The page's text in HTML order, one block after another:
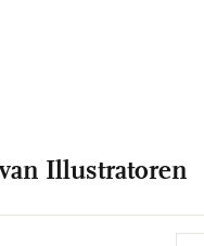
Illustratoren